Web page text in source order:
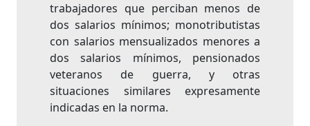
trabajadores que perciban menos de
dos salarios mínimos; monotributistas
con salarios mensualizados menores a
dos salarios mínimos, pensionados
veteranos de guerra, y otras
situaciones similares expresamente
indicadas en la norma.